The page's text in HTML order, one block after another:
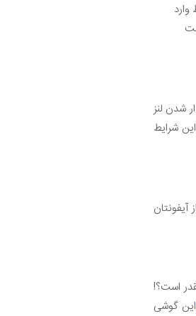
جیب پشت
به خط و خش دار شدن لنز
شرایط
حد امکان از آیفونتان
می‌رسد این خواهد بود که هزینه تعمیر دوربین آیفون 6 پلاس چقدر است؟!
این گوشی